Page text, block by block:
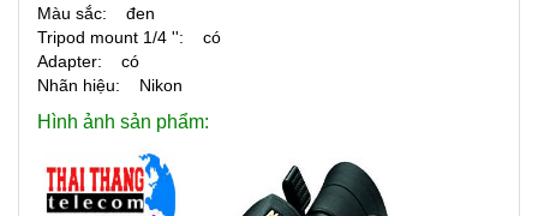
Màu sắc: đen
Tripod mount 1/4 '': có
Adapter: có
Nhãn hiệu: Nikon
Hình ảnh sản phẩm: